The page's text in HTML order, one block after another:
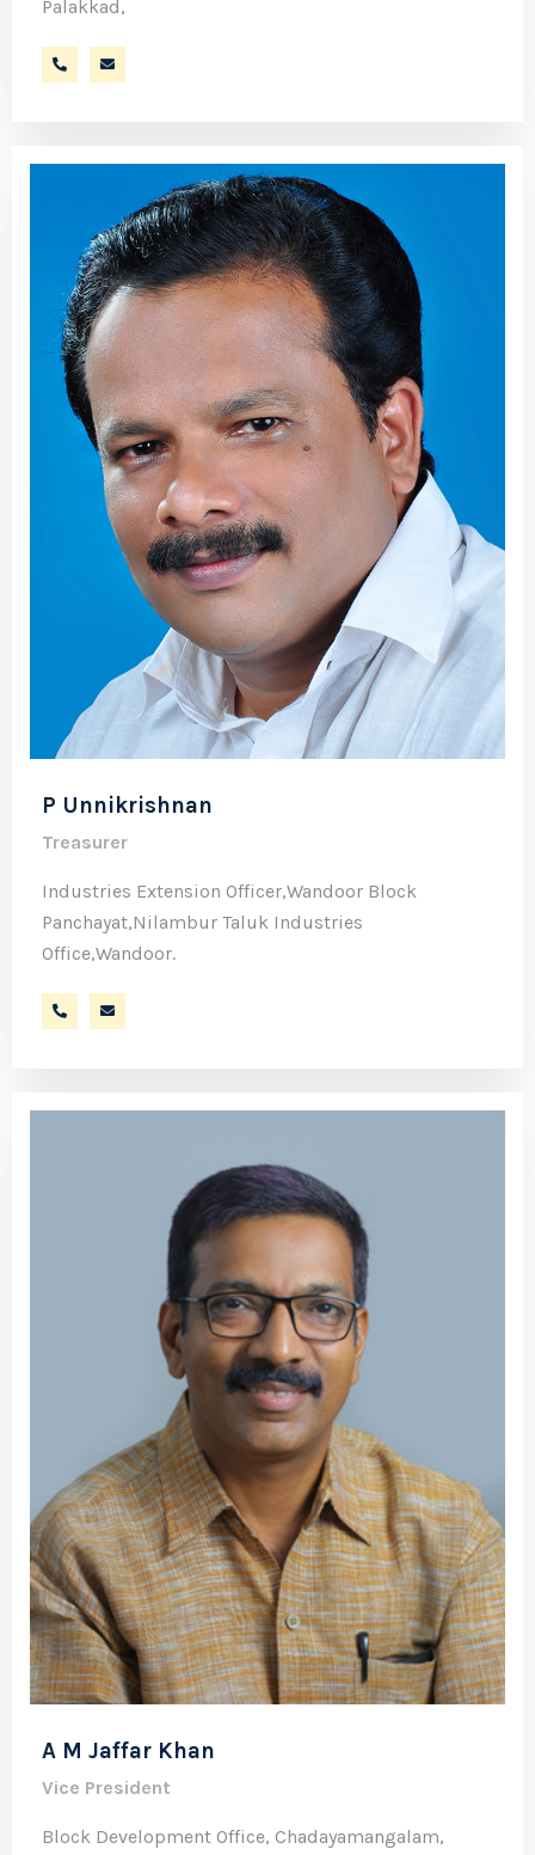
Palakkad,
9447354070
P Unnikrishnan
Treasurer
Industries Extension Officer,Wandoor Block
Panchayat,Nilambur Taluk Industries
Office,Wandoor.
9447516144
A M Jaffar Khan
Vice President
Block Development Office, Chadayamangalam,